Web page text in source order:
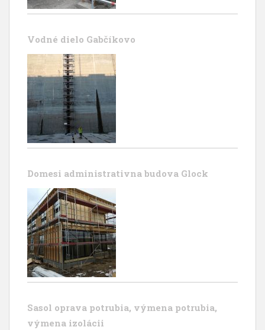
Vodné dielo Gabčíkovo
Domesi administrativna budova Glock
Sasol oprava potrubia, výmena potrubia,
výmena izolácii